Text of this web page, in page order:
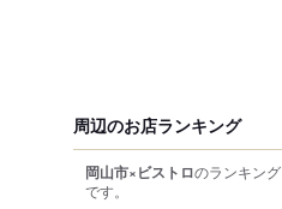
周辺のお店ランキング
岡山市×ビストロのランキング
です。